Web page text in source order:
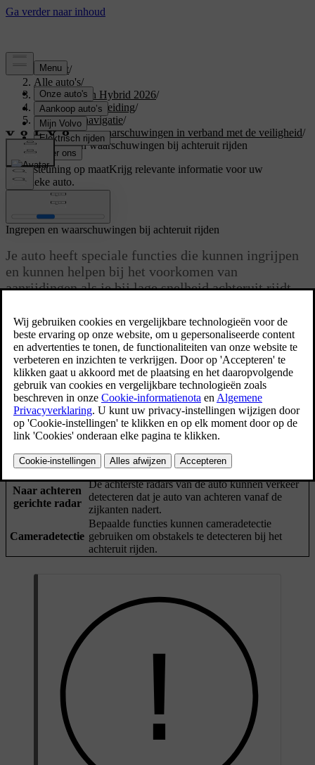
Support/
Alle auto's/
XC60 Plug-in Hybrid 2026/
Gebruikershandleiding/
Rijhulp en navigatie/
Ingrijpen en waarschuwingen in verband met de veiligheid/
Ingrepen en waarschuwingen bij achteruit rijden
Ondersteuning op maatKrijg relevante informatie voor uw
specifieke auto.
Bijgewerkt 04/04/2025
Ingrepen en waarschuwingen bij achteruit rijden
Je auto heeft speciale functies die kunnen ingrijpen
en kunnen helpen bij het voorkomen van
aanrijdingen als je bij lage snelheid achteruit rijdt,
Detectiemogelijkheden
De auto kan op verschillende manieren voorwerpen identificeren die
zich in de baan achter je auto bevinden of die de auto van achteren
naderen. Als het systeem een voorwerp detecteert, kan de auto
waarschuwingen geven of ingrijpen door te remmen.
Parkeersensoren
Deze sensoren kunnen bepaalde voorwerpen
direct achter de auto detecteren wanneer de auto
met lage snelheid achteruit rijdt.
Naar achteren
gerichte radar
De achterste radars van de auto kunnen verkeer
detecteren dat je auto van achteren vanaf de
zijkanten nadert.
Cameradetectie
Bepaalde functies kunnen cameradetectie
gebruiken om obstakels te detecteren bij het
achteruit rijden.